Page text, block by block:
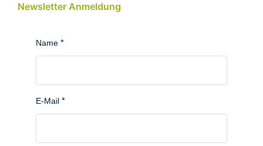
Newsletter Anmeldung
Name
E-Mail